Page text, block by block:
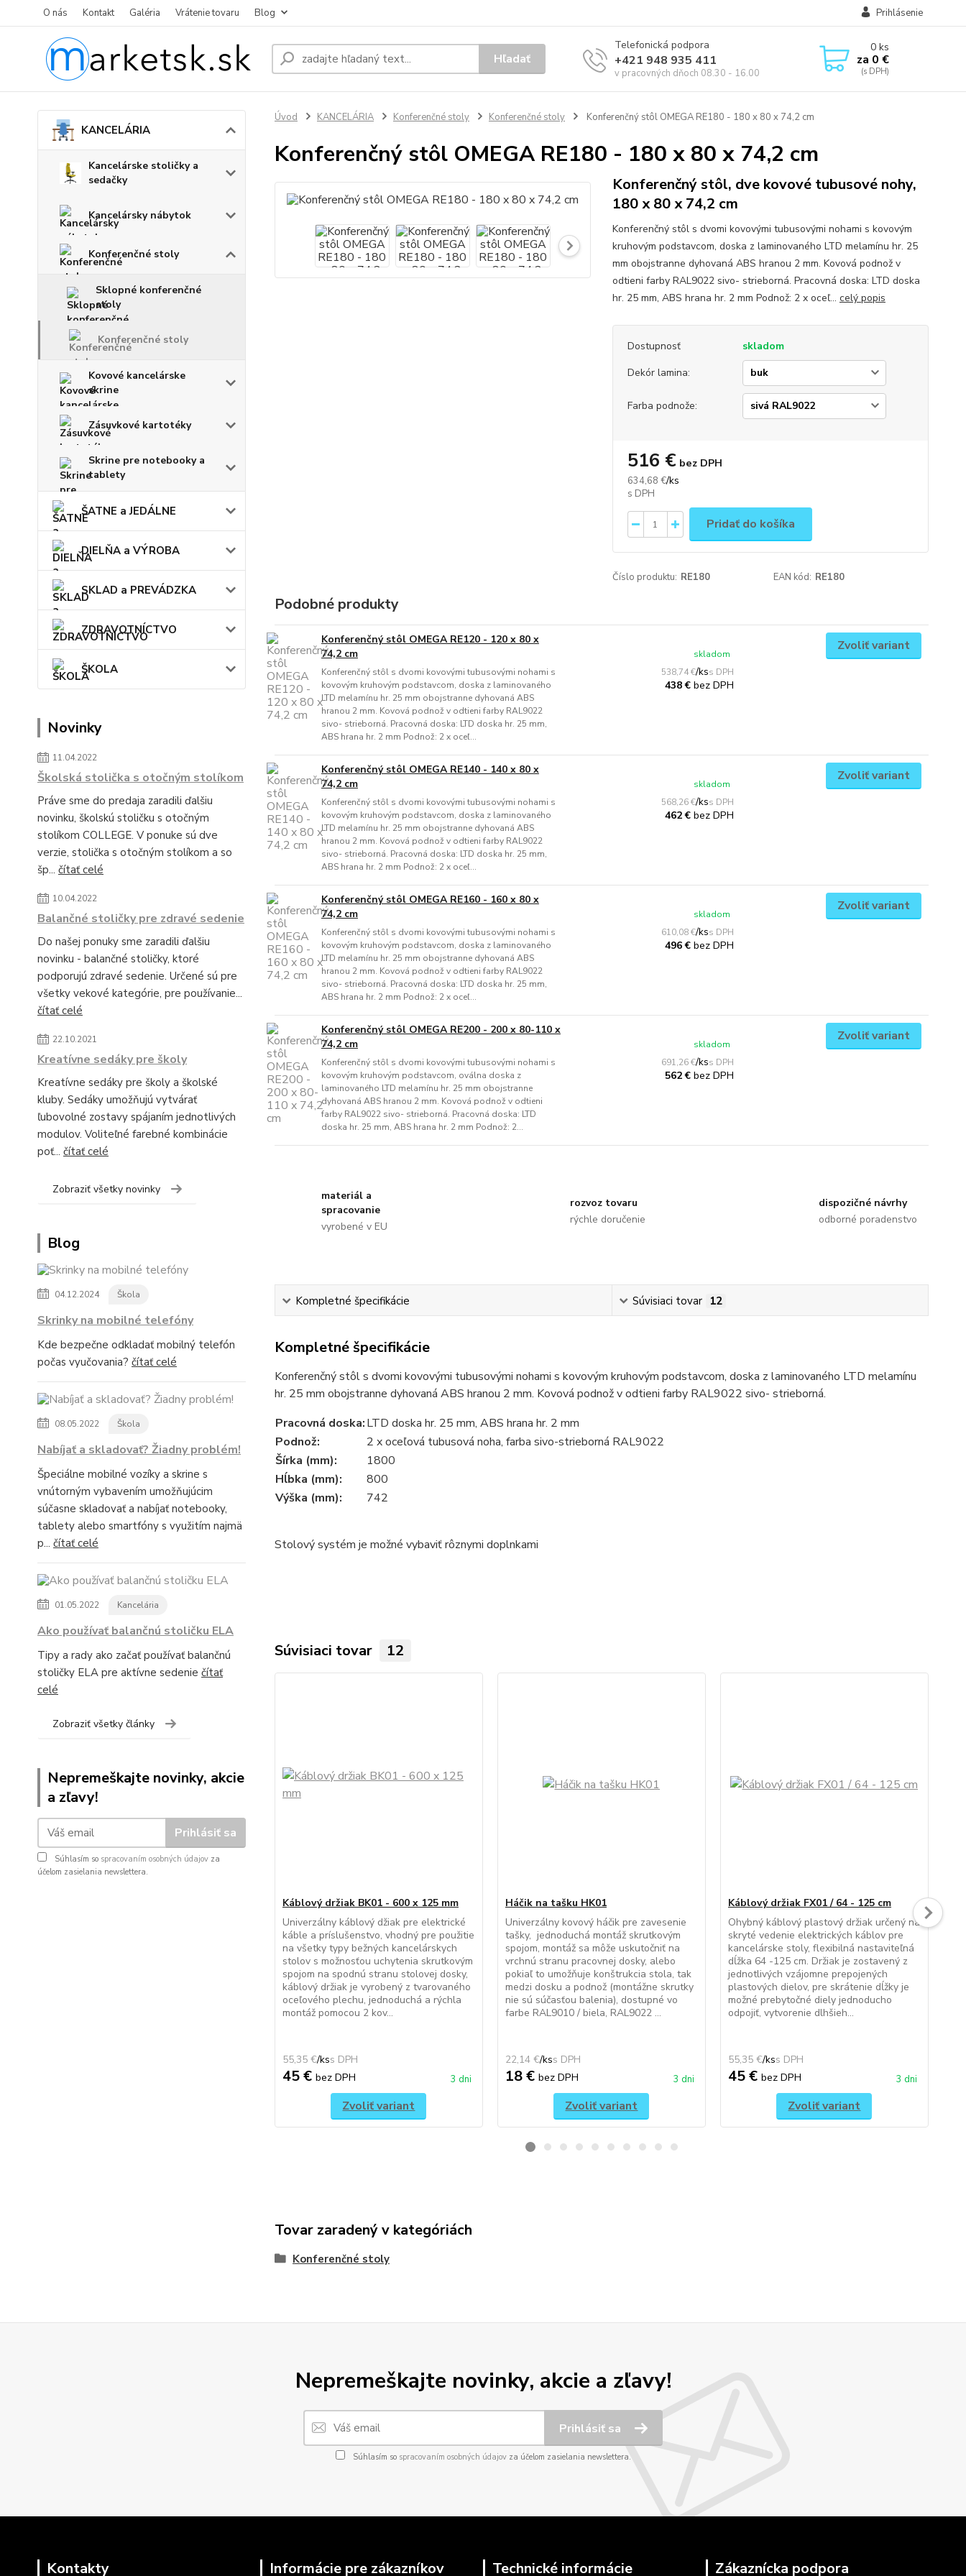
O nás Kontakt Galéria Vrátenie tovaru Blog Prihlásenie
Hľadať
Telefonická podpora
+421 948 935 411
v pracovných dňoch 08.30 - 16.00
0ks
za 0 €
KANCELÁRIA
Kancelárske stoličky a
sedačky
Kancelársky nábytok
Konferenčné stoly
Sklopné konferenčné
stoly
Konferenčné stoly
Kovové kancelárske
skrine
Zásuvkové kartotéky
Skrine pre notebooky a
tablety
ŠATNE a JEDÁLNE
DIELŇA a VÝROBA
SKLAD a PREVÁDZKA
ZDRAVOTNÍCTVO
ŠKOLA
Novinky
11.04.2022
Školská stolička s otočným stolíkom
Práve sme do predaja zaradili ďalšiu
novinku, školskú stoličku s otočným
stolíkom COLLEGE. V ponuke sú dve
verzie, stolička s otočným stolíkom a so
šp... čítať celé
10.04.2022
Balančné stoličky pre zdravé sedenie
Do našej ponuky sme zaradili ďalšiu
novinku - balančné stoličky, ktoré
podporujú zdravé sedenie. Určené sú pre
všetky vekové kategórie, pre používanie...
čítať celé
22.10.2021
Kreatívne sedáky pre školy
Kreatívne sedáky pre školy a školské
kluby. Sedáky umožňujú vytvárať
ľubovolné zostavy spájaním jednotlivých
modulov. Voliteľné farebné kombinácie
poť... čítať celé
Zobraziť všetky novinky
Blog
04.12.2024 Škola
Skrinky na mobilné telefóny
Kde bezpečne odkladať mobilný telefón
počas vyučovania? čítať celé
08.05.2022 Škola
Nabíjať a skladovať? Žiadny problém!
Špeciálne mobilné vozíky a skrine s
vnútorným vybavením umožňujúcim
súčasne skladovať a nabíjať notebooky,
tablety alebo smartfóny s využitím najmä
p... čítať celé
01.05.2022 Kancelária
Ako používať balančnú stoličku ELA
Tipy a rady ako začať používať balančnú
stoličky ELA pre aktívne sedenie čítať
celé
Zobraziť všetky články
Nepremeškajte novinky, akcie
a zľavy!
Prihlásiť sa
Súhlasím so spracovaním osobných údajov za
účelom zasielania newslettera.
Úvod KANCELÁRIA Konferenčné stoly Konferenčné stoly Konferenčný stôl OMEGA RE180 - 180 x 80 x 74,2 cm
Konferenčný stôl OMEGA RE180 - 180 x 80 x 74,2 cm
Konferenčný stôl, dve kovové tubusové nohy,
180 x 80 x 74,2 cm
Konferenčný stôl s dvomi kovovými tubusovými nohami s kovovým
kruhovým podstavcom, doska z laminovaného LTD melamínu hr. 25
mm obojstranne dyhovaná ABS hranou 2 mm. Kovová podnož v
odtieni farby RAL9022 sivo- strieborná. Pracovná doska: LTD doska
hr. 25 mm, ABS hrana hr. 2 mm Podnož: 2 x oceľ... celý popis
Dostupnosť
skladom
Dekór lamina:
Farba podnože:
634,68 €/ks
516 € bez DPH
Pridať do košíka
Číslo produktu: RE180 EAN kód: RE180
Podobné produkty
Konferenčný stôl OMEGA RE120 - 120 x 80 x
74,2 cm
Konferenčný stôl s dvomi kovovými tubusovými nohami s
kovovým kruhovým podstavcom, doska z laminovaného
LTD melamínu hr. 25 mm obojstranne dyhovaná ABS
hranou 2 mm. Kovová podnož v odtieni farby RAL9022
sivo- strieborná. Pracovná doska: LTD doska hr. 25 mm,
ABS hrana hr. 2 mm Podnož: 2 x oceľ...
538,74 €/ks
438 €bez DPH
skladom
Zvoliť variant
Konferenčný stôl OMEGA RE140 - 140 x 80 x
74,2 cm
Konferenčný stôl s dvomi kovovými tubusovými nohami s
kovovým kruhovým podstavcom, doska z laminovaného
LTD melamínu hr. 25 mm obojstranne dyhovaná ABS
hranou 2 mm. Kovová podnož v odtieni farby RAL9022
sivo- strieborná. Pracovná doska: LTD doska hr. 25 mm,
ABS hrana hr. 2 mm Podnož: 2 x oceľ...
568,26 €/ks
462 €bez DPH
skladom
Zvoliť variant
Konferenčný stôl OMEGA RE160 - 160 x 80 x
74,2 cm
Konferenčný stôl s dvomi kovovými tubusovými nohami s
kovovým kruhovým podstavcom, doska z laminovaného
LTD melamínu hr. 25 mm obojstranne dyhovaná ABS
hranou 2 mm. Kovová podnož v odtieni farby RAL9022
sivo- strieborná. Pracovná doska: LTD doska hr. 25 mm,
ABS hrana hr. 2 mm Podnož: 2 x oceľ...
610,08 €/ks
496 €bez DPH
skladom
Zvoliť variant
Konferenčný stôl OMEGA RE200 - 200 x 80-110 x
74,2 cm
Konferenčný stôl s dvomi kovovými tubusovými nohami s
kovovým kruhovým podstavcom, oválna doska z
laminovaného LTD melamínu hr. 25 mm obojstranne
dyhovaná ABS hranou 2 mm. Kovová podnož v odtieni
farby RAL9022 sivo- strieborná. Pracovná doska: LTD
doska hr. 25 mm, ABS hrana hr. 2 mm Podnož: 2...
691,26 €/ks
562 €bez DPH
skladom
Zvoliť variant
materiál a
spracovanie
vyrobené v EU
rozvoz tovaru
rýchle doručenie
dispozičné návrhy
odborné poradenstvo
Kompletné špecifikácie Súvisiaci tovar 12
Kompletné špecifikácie
Konferenčný stôl s dvomi kovovými tubusovými nohami s kovovým kruhovým podstavcom, doska z laminovaného LTD melamínu
hr. 25 mm obojstranne dyhovaná ABS hranou 2 mm. Kovová podnož v odtieni farby RAL9022 sivo- strieborná.
Pracovná doska:LTD doska hr. 25 mm, ABS hrana hr. 2 mm
Podnož:
2 x oceľová tubusová noha, farba sivo-strieborná RAL9022
Šírka (mm):
1800
Hĺbka (mm):
800
Výška (mm):
742
Stolový systém je možné vybaviť rôznymi doplnkami
Súvisiaci tovar 12
Káblový držiak BK01 - 600 x 125 mm
Univerzálny káblový džiak pre elektrické
káble a príslušenstvo, vhodný pre použitie
na všetky typy bežných kancelárskych
stolov s možnosťou uchytenia skrutkovým
spojom na spodnú stranu stolovej dosky,
káblový držiak je vyrobený z tvarovaného
oceľového plechu, jednoduchá a rýchla
montáž pomocou 2 kov...
55,35 €/ks
45 € bez DPH 3 dni
Zvoliť variant
Háčik na tašku HK01
Univerzálny kovový háčik pre zavesenie
tašky, jednoduchá montáž skrutkovým
spojom, montáž sa môže uskutočniť na
vrchnú stranu pracovnej dosky, alebo
pokiaľ to umožňuje konštrukcia stola, tak
medzi dosku a podnož (montážne skrutky
nie sú súčasťou balenia), dostupné vo
farbe RAL9010 / biela, RAL9022 ...
22,14 €/ks
18 € bez DPH 3 dni
Zvoliť variant
Káblový držiak FX01 / 64 - 125 cm
Ohybný káblový plastový držiak určený na
skryté vedenie elektrických káblov pre
kancelárske stoly, flexibilná nastaviteľná
dĺžka 64 -125 cm. Držiak je zostavený z
jednotlivých vzájomne prepojených
plastových dielov, pre skrátenie dĺžky je
možné prebytočné diely jednoducho
odpojiť, vytvorenie dlhšieh...
55,35 €/ks
45 € bez DPH 3 dni
Zvoliť variant
Tovar zaradený v kategóriách
Konferenčné stoly
Nepremeškajte novinky, akcie a zľavy!
Prihlásiť sa
Súhlasím so spracovaním osobných údajovza účelom zasielania newslettera.
Kontakty Informácie pre zákazníkov Technické informácie Zákaznícka podpora